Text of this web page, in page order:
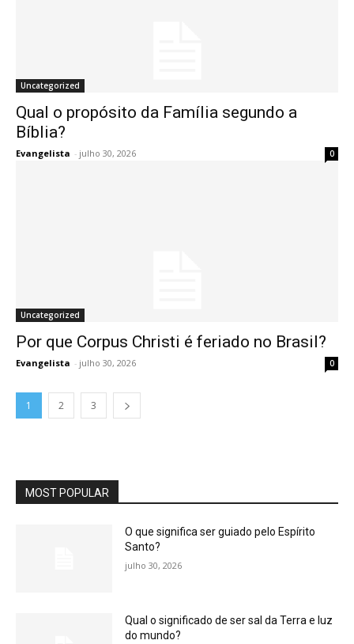
Uncategorized
Qual o propósito da Família segundo a
Bíblia?
Evangelista - julho 30, 2026 0
Uncategorized
Por que Corpus Christi é feriado no Brasil?
Evangelista - julho 30, 2026 0
1 2 3
MOST POPULAR
O que significa ser guiado pelo Espírito
Santo?
julho 30, 2026
Qual o significado de ser sal da Terra e luz
do mundo?